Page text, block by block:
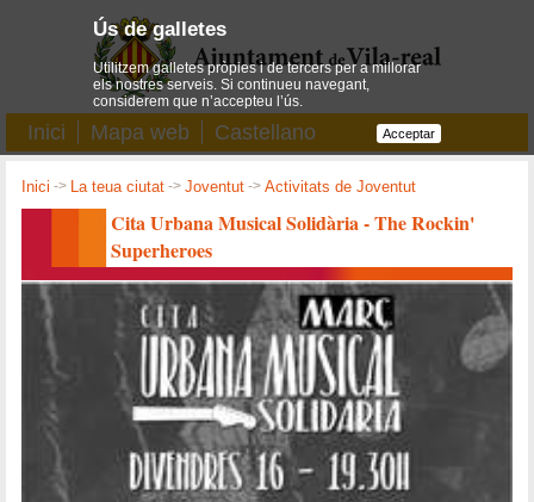
Inici Mapa web Castellano
Inici -> La teua ciutat ->Joventut ->Activitats de Joventut
Cita Urbana Musical Solidària - The Rockin'
Superheroes
Ús de galletes
Utilitzem galletes pròpies i de tercers per a millorar
els nostres serveis. Si continueu navegant,
considerem que n’accepteu l’ús.
Acceptar